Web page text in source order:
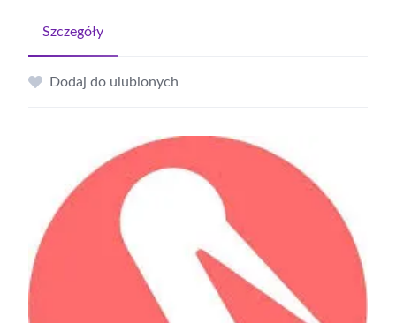
Szczegóły
Dodaj do ulubionych